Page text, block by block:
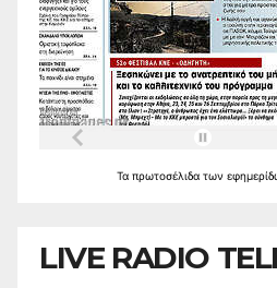
Τα πρωτοσέλιδα των
LIVE RADIO